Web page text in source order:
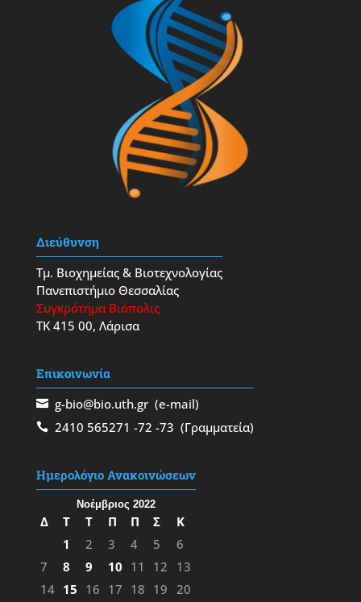
Διεύθυνση
Τμ. Βιοχημείας & Βιοτεχνολογίας
Πανεπιστήμιο Θεσσαλίας
Συγκρότημα Βιόπολις
ΤΚ 415 00, Λάρισα
Επικοινωνία
g-bio@bio.uth.gr(e-mail)
2410 565271 -72 -73 (Γραμματεία)
Ημερολόγιο Ανακοινώσεων
Νοέμβριος 2022
Δ Τ Τ Π Π Σ
Κ
1
2 3 4 5
6
7
8 9 10 11 12
13
14 15 16 17 18 19 20